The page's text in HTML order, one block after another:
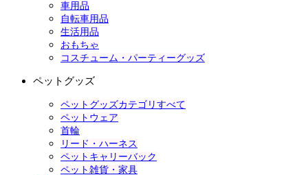
車用品
自転車用品
生活用品
おもちゃ
コスチューム・パーティーグッズ
ペットグッズ
ペットグッズカテゴリすべて
ペットウェア
首輪
リード・ハーネス
ペットキャリーバック
ペット雑貨・家具